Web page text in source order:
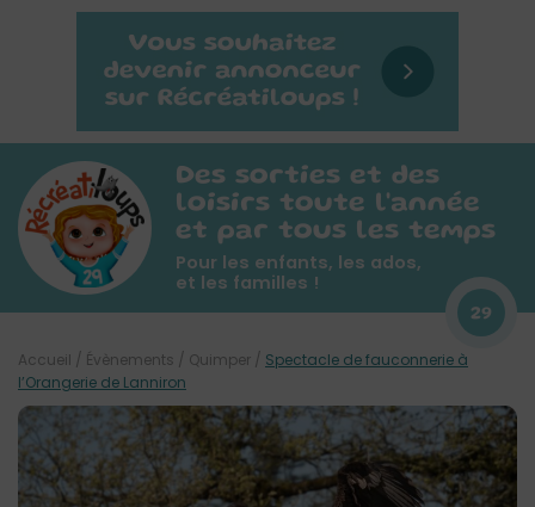
Des sorties et des
loisirs toute l'année
et par tous les temps
Pour les enfants, les ados,
et les familles !
29
Accueil / Évènements / Quimper / Spectacle de fauconnerie à
l’Orangerie de Lanniron